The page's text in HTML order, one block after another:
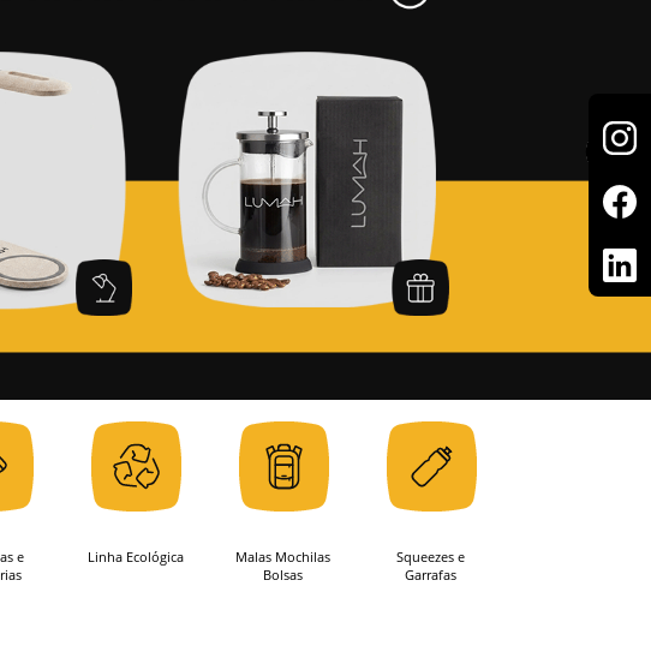
e
Linha Ecológica
Malas Mochilas
Bolsas
Squeezes e
Garrafas